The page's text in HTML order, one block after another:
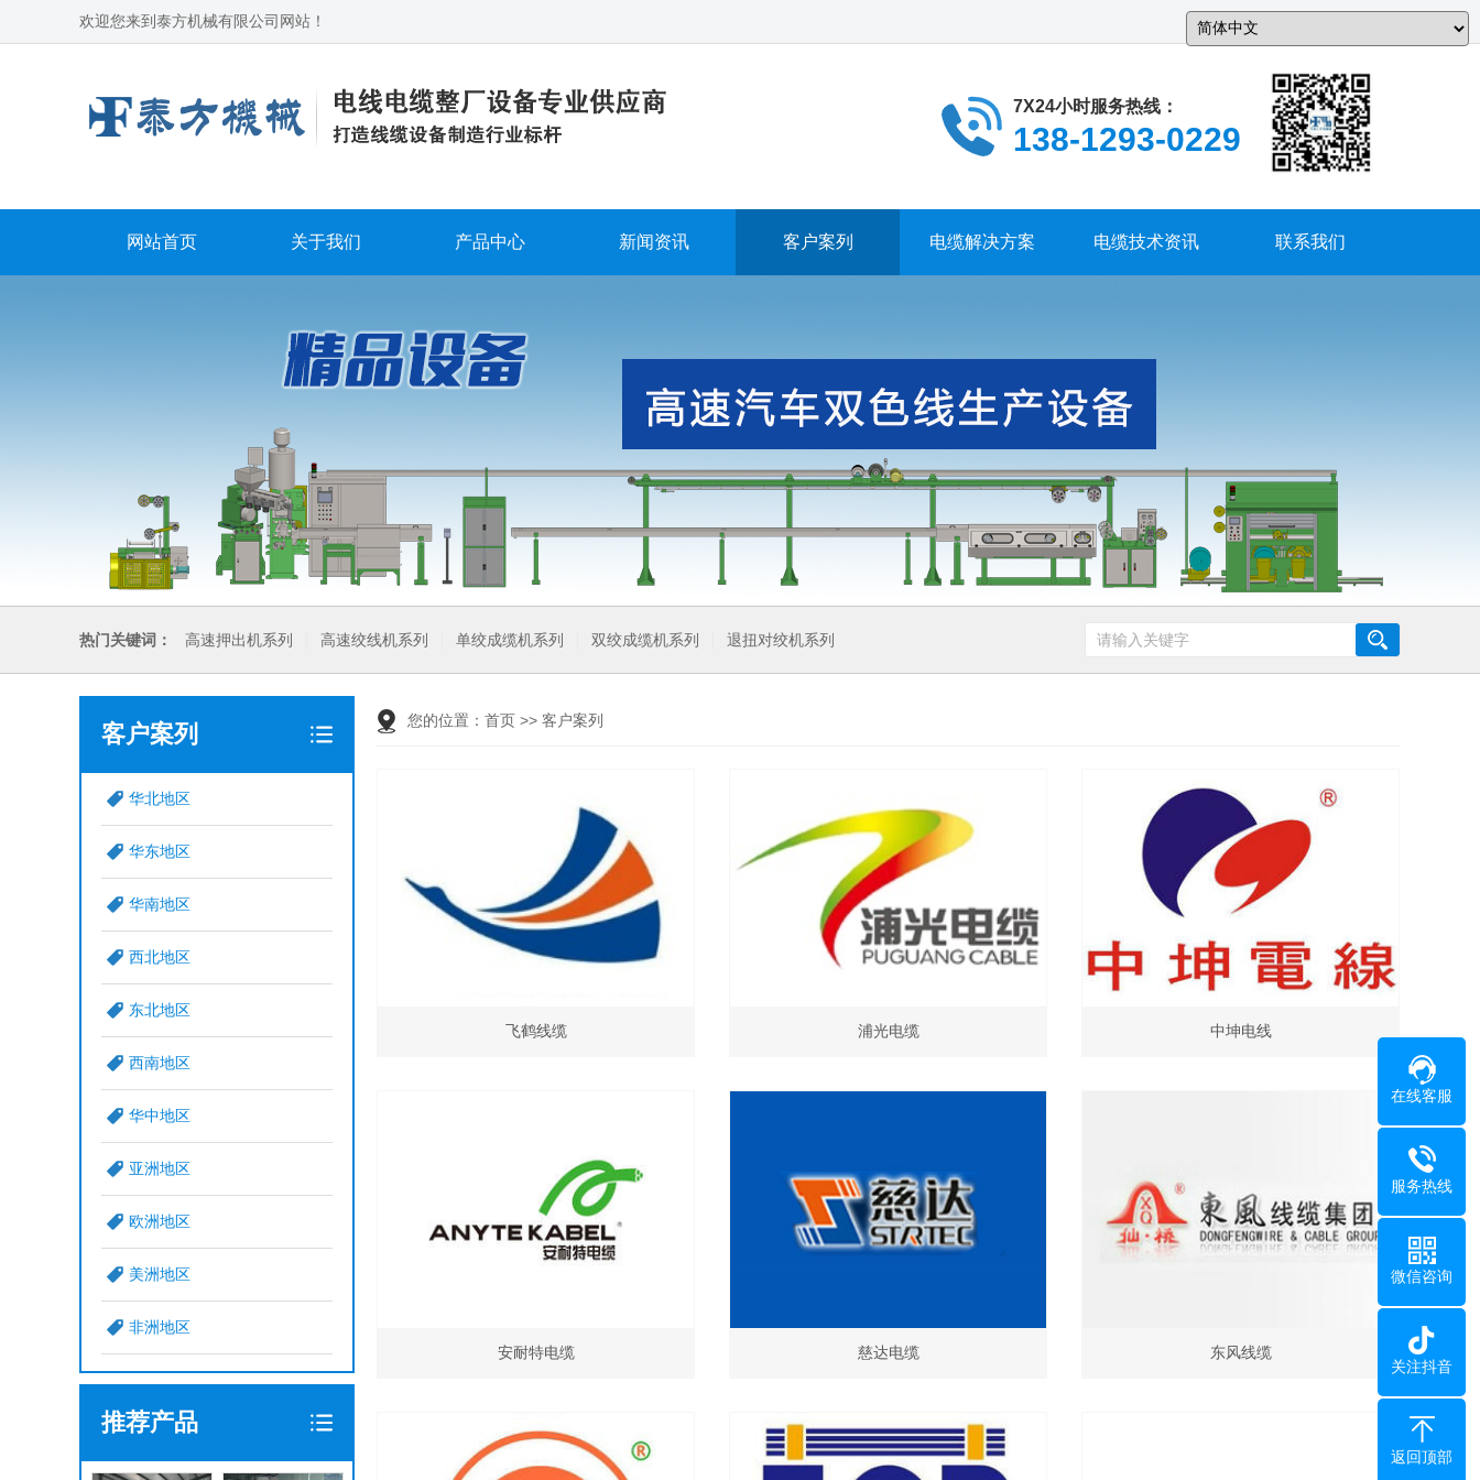
欢迎您来到泰方机械有限公司网站！
7X24小时服务热线：
138-1293-0229
网站首页 关于我们 产品中心 新闻资讯 客户案列 电缆解决方案 电缆技术资讯 联系我们
热门关键词： 高速押出机系列 高速绞线机系列 单绞成缆机系列 双绞成缆机系列 退扭对绞机系列
客户案列
华北地区
华东地区
华南地区
西北地区
东北地区
西南地区
华中地区
亚洲地区
欧洲地区
美洲地区
非洲地区
推荐产品
您的位置： 首页 >> 客户案列
飞鹤线缆 浦光电缆 中坤电线
安耐特电缆 慈达电缆 东风线缆
在线客服
服务热线
微信咨询
关注抖音
返回顶部